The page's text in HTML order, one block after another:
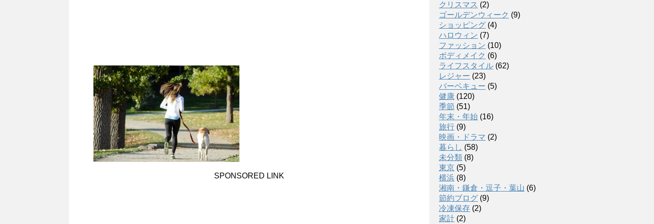
SPONSORED LINK
クリスマス (2)
ゴールデンウィーク (9)
ショッピング (4)
ハロウィン (7)
ファッション (10)
ボディメイク (6)
ライフスタイル (62)
レジャー (23)
バーベキュー (5)
健康 (120)
季節 (51)
年末・年始 (16)
旅行 (9)
映画・ドラマ (2)
暮らし (58)
未分類 (8)
東京 (5)
横浜 (8)
湘南・鎌倉・逗子・葉山 (6)
節約ブログ (9)
冷凍保存 (2)
家計 (2)